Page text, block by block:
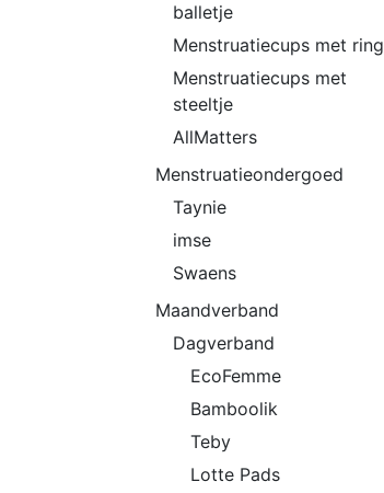
balletje
Menstruatiecups met ring
Menstruatiecups met
steeltje
AllMatters
Menstruatieondergoed
Taynie
imse
Swaens
Maandverband
Dagverband
EcoFemme
Bamboolik
Teby
Lotte Pads